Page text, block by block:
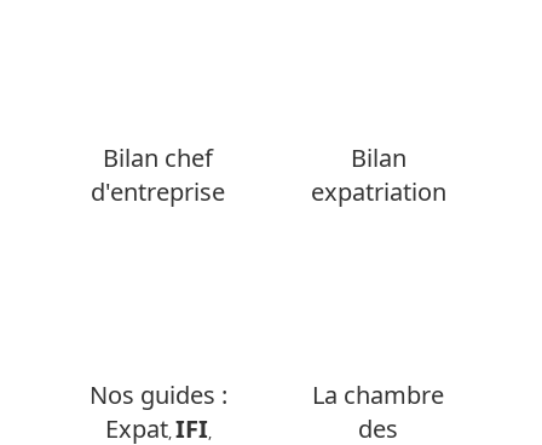
Bilan chef
d'entreprise
Bilan
expatriation
Nos guides :
Expat,IFI,
La chambre
des